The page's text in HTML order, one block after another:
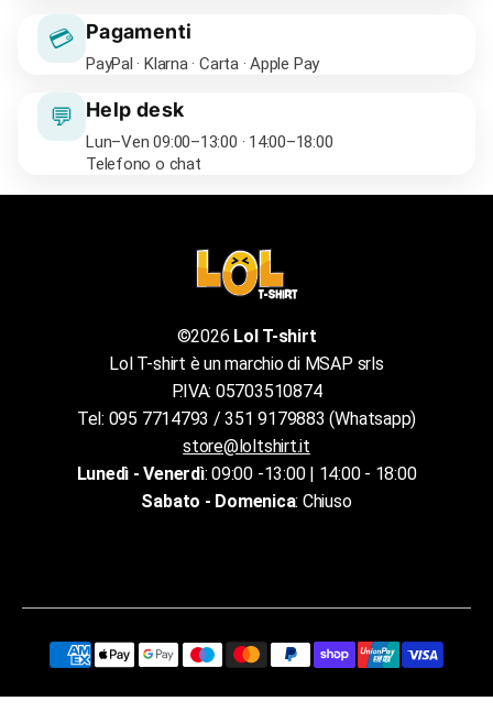
💳 Pagamenti
PayPal · Klarna · Carta · Apple Pay
💬 Help desk
Lun–Ven 09:00–13:00 · 14:00–18:00
Telefono o chat
©2026 Lol T-shirt
Lol T-shirt è un marchio di MSAP srls
P.IVA: 05703510874
Tel: 095 7714793 / 351 9179883 (Whatsapp)
store@loltshirt.it
Lunedì - Venerdì: 09:00 -13:00 | 14:00 - 18:00
Sabato - Domenica: Chiuso